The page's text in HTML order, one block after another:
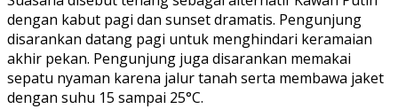
dengan kabut pagi dan sunset dramatis. Pengunjung
disarankan datang pagi untuk menghindari keramaian
akhir pekan. Pengunjung juga disarankan memakai
sepatu nyaman karena jalur tanah serta membawa jaket
dengan suhu 15 sampai 25°C.